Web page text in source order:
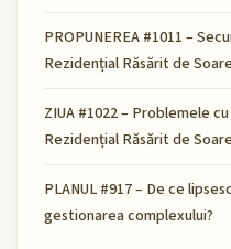
PROPUNEREA #1011 –
Rezidențial Răsărit de Soare
ZIUA #1022 – Problemele
Rezidențial Răsărit de Soare
PLANUL #917 – De ce
gestionarea complexului?